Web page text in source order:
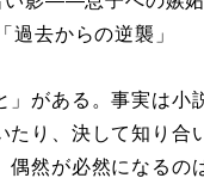
過去からの逆襲」
がある。事実は小
り、決して知り合
偶然が必然になるの